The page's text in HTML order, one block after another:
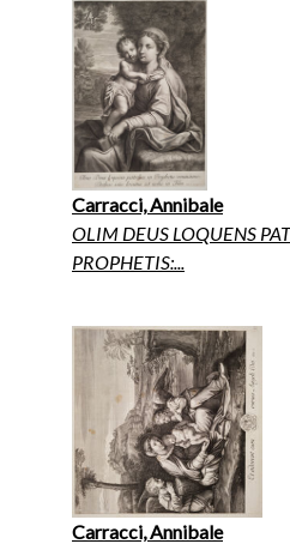
Carracci, Annibale
OLIM DEUS LOQUENS
PROPHETIS:...
Carracci, Annibale